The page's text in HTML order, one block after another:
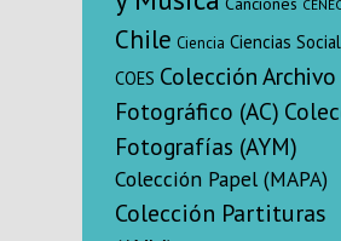
Chile Ciencia Ciencias
COES Colección Archivo
Fotográfico (AC)
Fotografías (AYM)
Colección Papel (MAPA)
Colección Partituras